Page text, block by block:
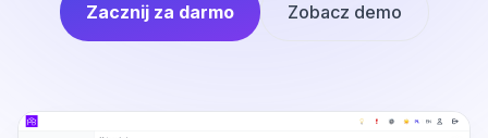
Zacznij za darmo Zobacz demo